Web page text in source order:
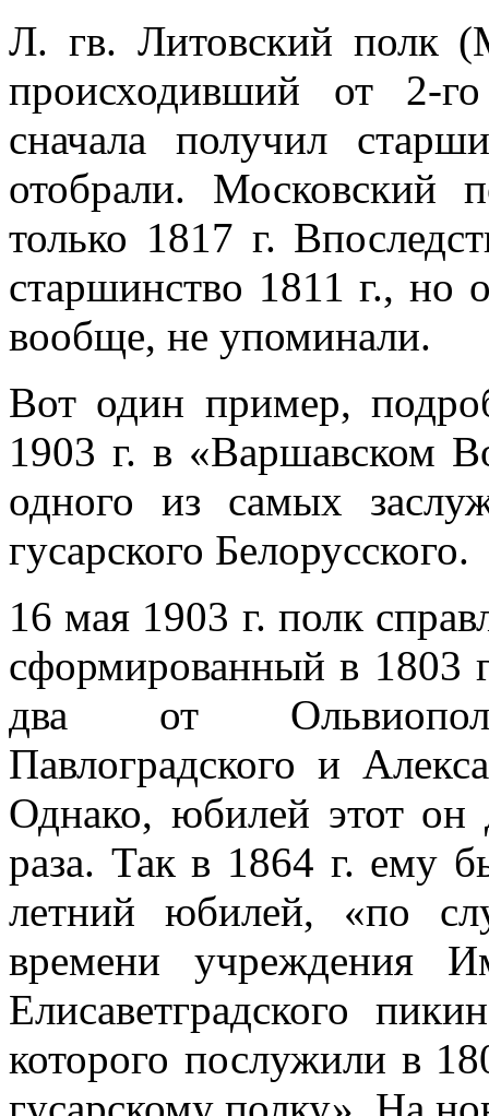
Л. гв. Литовский полк
происходивший от 2-го
сначала получил
отобрали. Московский
только 1817 г.
старшин­ство 1811 г., но
вообще, не упоминали.
Вот один пример,
1903 г. в «Варшавском
одного из самых
гусарского Белорус­ского.
16 мая 1903 г. полк
сформированный в 1803
два от
Павлоградского и
Однако, юбилей этот он
раза. Так в 1864 г. ему
летний юбилей, «по
времени учреждения
Елисаветградского
которого послужили в